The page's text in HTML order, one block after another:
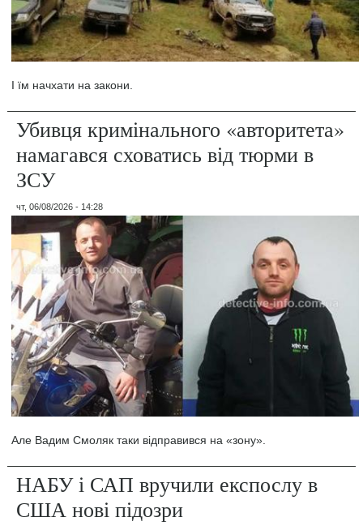
І їм начхати на закони.
Убивця кримінального «авторитета»
намагався сховатись від тюрми в
ЗСУ
чт, 06/08/2026 - 14:28
Але Вадим Смоляк таки відправився на «зону».
НАБУ і САП вручили експослу в
США нові підозри